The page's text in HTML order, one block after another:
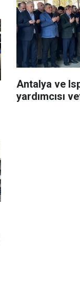
Antalya ve
yardımcısı